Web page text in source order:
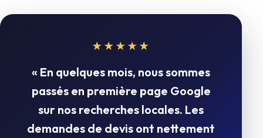
★★★★★
« En quelques mois, nous sommes
passés en première page Google
sur nos recherches locales. Les
demandes de devis ont nettement